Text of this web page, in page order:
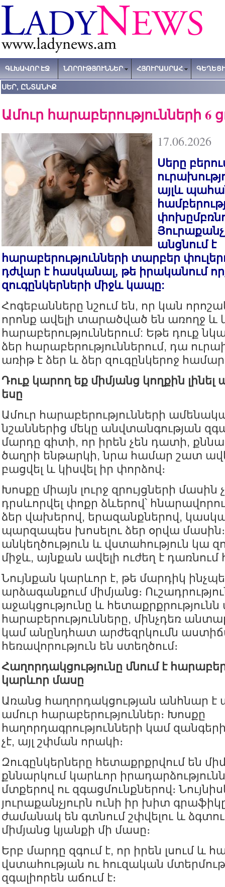
ԳԼԽԱՎՈՐ ԷՋ ՆՈՐՈՒԹՅՈՒՆՆԵՐ ՀՅՈՒՐԱՍՐԱՀ
ՍԵՐ, ԸՆՏԱՆԻՔ
Ամուր հարաբերությունների 6
17.06.2026
Սերը
այլև
անցնում է
հարաբերությունների տարբեր
դժվար է հասկանալ, թե իրականում
զուգընկերների միջև կապը:
Հոգեբանները նշում են, որ կան
որոնք ավելի տարածված են առողջ և
հարաբերություններում: Եթե դուք
ձեր հարաբերություններում, դա
առիթ է ձեր և ձեր զուգընկերոջ
Դուք կարող եք միմյանց կողքին
եսը
Ամուր հարաբերությունների
նշաններից մեկը անվտանգության
մարդը գիտի, որ իրեն չեն դատի,
ծաղրի ենթարկի, նրա համար շատ
բացվել և կիսվել իր փորձով։
Խոսքը միայն լուրջ զրույցների մասին
դրսևորվել փոքր ձևերով՝
ձեր վախերով, երազանքներով,
պարզապես խոսելու ձեր օրվա
անկեղծություն և վստահություն կա
միջև, այնքան ավելի ուժեղ է
Նույնքան կարևոր է, թե մարդիկ
արձագանքում միմյանց։
աջակցությունը և
հարաբերությունները, մինչդեռ
կամ անընդհատ արժեզրկումն
հեռավորություն են ստեղծում։
Հաղորդակցությունը մնում է
կարևոր մասը
Առանց հաղորդակցության անհնար է
ամուր հարաբերություններ։ Խոսքը
հաղորդագրությունների կամ
չէ, այլ շփման որակի։
Զուգընկերները հետաքրքրվում են
քննարկում կարևոր
մտքերով ու զգացմունքներով։
յուրաքանչյուրն ունի իր խիտ
ժամանակ են գտնում շփվելու և
միմյանց կյանքի մի մասը։
Երբ մարդը զգում է, որ իրեն լսում և
վստահության ու հուզական
զգալիորեն աճում է։